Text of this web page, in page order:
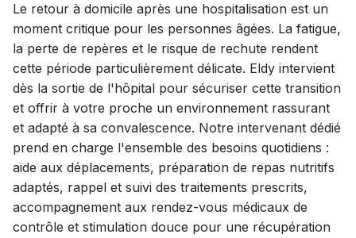
Le retour à domicile après une hospitalisation est un
moment critique pour les personnes âgées. La fatigue,
la perte de repères et le risque de rechute rendent
cette période particulièrement délicate. Eldy intervient
dès la sortie de l'hôpital pour sécuriser cette transition
et offrir à votre proche un environnement rassurant
et adapté à sa convalescence. Notre intervenant dédié
prend en charge l'ensemble des besoins quotidiens :
aide aux déplacements, préparation de repas nutritifs
adaptés, rappel et suivi des traitements prescrits,
accompagnement aux rendez-vous médicaux de
contrôle et stimulation douce pour une récupération